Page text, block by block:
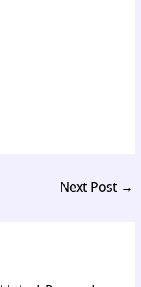
Next Post →